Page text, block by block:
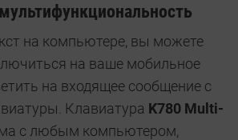
на компьютере, вы можете
на ваше мобильное
на входящее сообщение с
Клавиатура K780 Multi­
с любым компьютером,